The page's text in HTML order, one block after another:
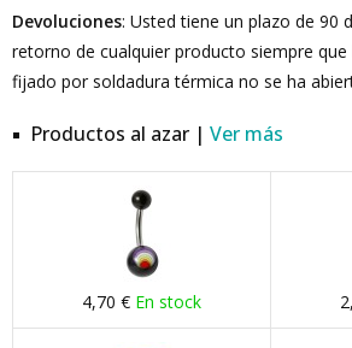
Devoluciones: Usted tiene un plazo de 90
retorno de cualquier producto siempre
fijado por soldadura térmica no se ha
Productos al azar | Ver más
4,70 € En stock